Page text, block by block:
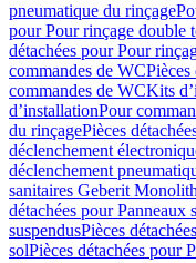
pneumatique du rinçage
pour Pour rinçage double
détachées pour Pour
commandes de WCPièces
commandes de WCKits
d’installationPour
du rinçagePièces
déclenchement
déclenchement
sanitaires Geberit Monolith
détachées pour Panneaux
suspendusPièces
solPièces détachées pour